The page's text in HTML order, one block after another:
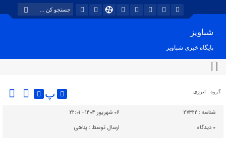
شباویز
پایگاه خبری شباویز
گروه : انرژی پ
شناسه : 27322
۰۶ شهریور ۱۴۰۴ - ۲۲:۰۱
۰ دیدگاه ارسال توسط :پناهی